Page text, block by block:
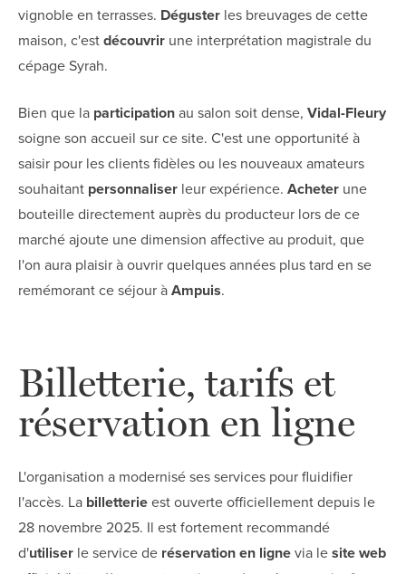
vignoble en terrasses. Déguster les breuvages de cette
maison, c'est découvrir une interprétation magistrale du
cépage Syrah.
Bien que la participation au salon soit dense, Vidal-Fleury
soigne son accueil sur ce site. C'est une opportunité à
saisir pour les clients fidèles ou les nouveaux amateurs
souhaitant personnaliser leur expérience. Acheter une
bouteille directement auprès du producteur lors de ce
marché ajoute une dimension affective au produit, que
l'on aura plaisir à ouvrir quelques années plus tard en se
remémorant ce séjour à Ampuis.
Billetterie, tarifs et
réservation en ligne
L'organisation a modernisé ses services pour fluidifier
l'accès. La billetterie est ouverte officiellement depuis le
28 novembre 2025. Il est fortement recommandé
d'utiliser le service de réservation en ligne via le site web